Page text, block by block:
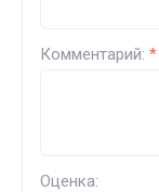
Комментарий: *
Оценка: